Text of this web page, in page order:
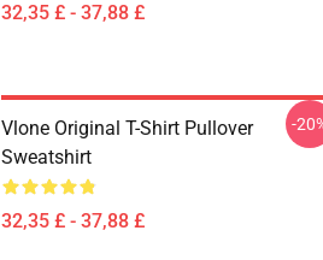
32,35 £ - 37,88 £
Vlone Original T-Shirt Pullover
Sweatshirt
32,35 £ - 37,88 £
-